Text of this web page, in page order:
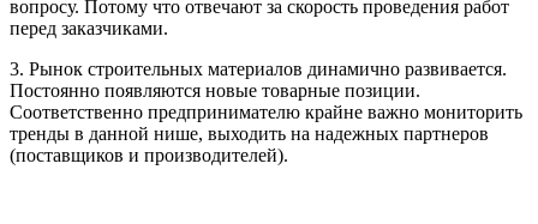
вопросу. Потому что отвечают за скорость проведения работ
перед заказчиками.
3. Рынок строительных материалов динамично развивается.
Постоянно появляются новые товарные позиции.
Соответственно предпринимателю крайне важно мониторить
тренды в данной нише, выходить на надежных партнеров
(поставщиков и производителей).